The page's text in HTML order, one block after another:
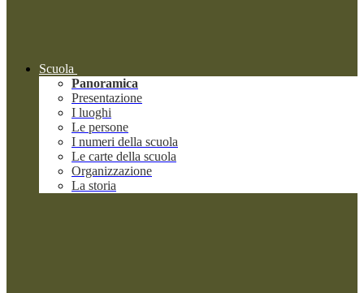
Scuola
Panoramica
Presentazione
I luoghi
Le persone
I numeri della scuola
Le carte della scuola
Organizzazione
La storia